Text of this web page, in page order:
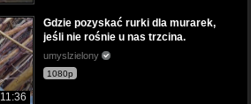
11:36
Gdzie pozyskać rurki dla murarek,
jeśli nie rośnie u nas trzcina.
umyslzielony
1080p